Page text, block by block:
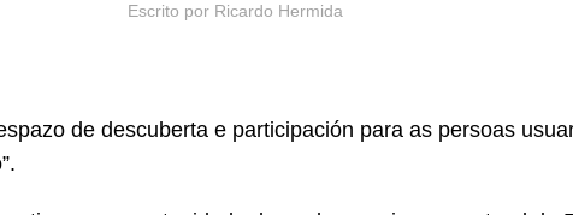
Escrito por Ricardo Hermida
de descuberta e participación para as persoas